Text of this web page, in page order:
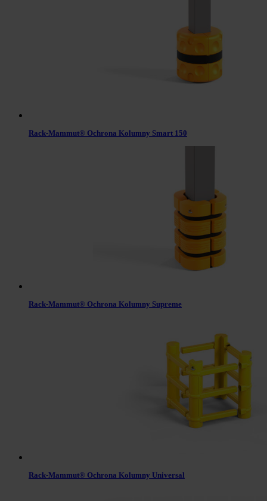
Rack-Mammut® Ochrona Kolumny Smart 150
Rack-Mammut® Ochrona Kolumny Supreme
Rack-Mammut® Ochrona Kolumny Universal